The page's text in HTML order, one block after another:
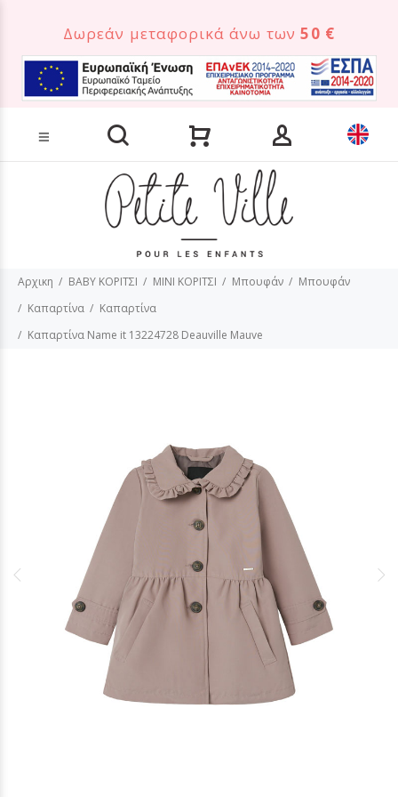
Δωρεάν μεταφορικά άνω των50 €
Αρχικη BABY ΚΟΡΙΤΣΙ MINI ΚΟΡΙΤΣΙ Μπουφάν
Μπουφάν
Καπαρτίνα
Καπαρτίνα
Καπαρτίνα Name it 13224728 Deauville Mauve